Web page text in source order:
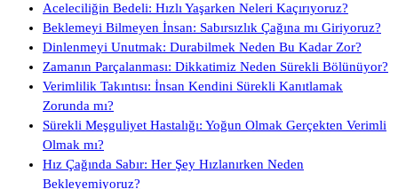
Aceleciliğin Bedeli: Hızlı Yaşarken Neleri Kaçırıyoruz?
Beklemeyi Bilmeyen İnsan: Sabırsızlık Çağına mı Giriyoruz?
Dinlenmeyi Unutmak: Durabilmek Neden Bu Kadar Zor?
Zamanın Parçalanması: Dikkatimiz Neden Sürekli Bölünüyor?
Verimlilik Takıntısı: İnsan Kendini Sürekli Kanıtlamak
Zorunda mı?
Sürekli Meşguliyet Hastalığı: Yoğun Olmak Gerçekten Verimli
Olmak mı?
Hız Çağında Sabır: Her Şey Hızlanırken Neden
Bekleyemiyoruz?